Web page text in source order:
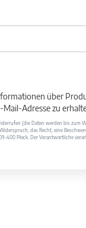
über
Adresse zu
(die Daten werden bis zum
das Recht, eine
400 Płock. Der Verantwortliche